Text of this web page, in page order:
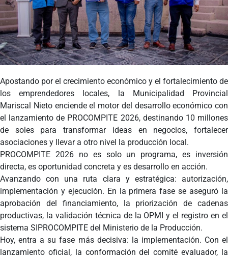
Apostando por el crecimiento económico y el fortalecimiento de
los emprendedores locales, la Municipalidad Provincial
Mariscal Nieto enciende el motor del desarrollo económico con
el lanzamiento de PROCOMPITE 2026, destinando 10 millones
de soles para transformar ideas en negocios, fortalecer
asociaciones y llevar a otro nivel la producción local.
PROCOMPITE 2026 no es solo un programa, es inversión
directa, es oportunidad concreta y es desarrollo en acción.
Avanzando con una ruta clara y estratégica: autorización,
implementación y ejecución. En la primera fase se aseguró la
aprobación del financiamiento, la priorización de cadenas
productivas, la validación técnica de la OPMI y el registro en el
sistema SIPROCOMPITE del Ministerio de la Producción.
Hoy, entra a su fase más decisiva: la implementación. Con el
lanzamiento oficial, la conformación del comité evaluador, la